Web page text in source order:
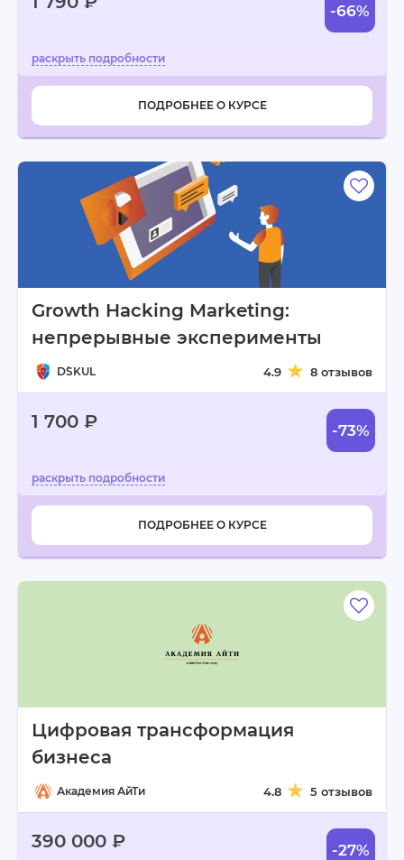
-66%
ПОДРОБНЕЕ О КУРСЕ
Growth Hacking Marketing:
непрерывные эксперименты
D`SKUL 4.9 8 отзывов
1 700 ₽ -73%
ПОДРОБНЕЕ О КУРСЕ
Цифровая трансформация
бизнеса
Академия АйТи 4.8 5 отзывов
390 000 ₽ -27%